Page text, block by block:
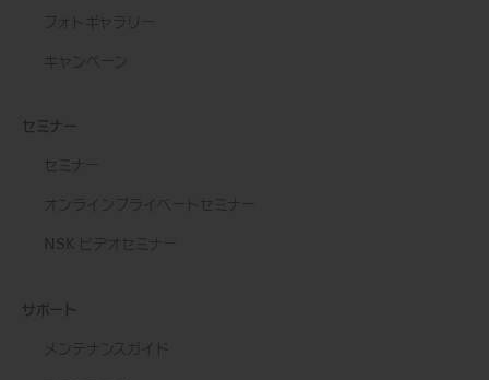
フォトギャラリー
キャンペーン
セミナー
セミナー
オンラインプライベートセミナー
NSK ビデオセミナー
サポート
メンテナンスガイド